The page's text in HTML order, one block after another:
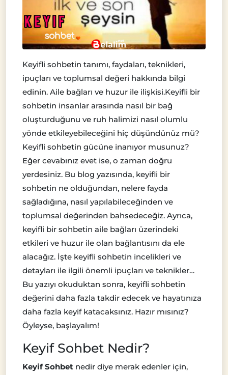
Keyifli sohbetin tanımı, faydaları, teknikleri,
ipuçları ve toplumsal değeri hakkında bilgi
edinin. Aile bağları ve huzur ile ilişkisi.Keyifli bir
sohbetin insanlar arasında nasıl bir bağ
oluşturduğunu ve ruh halimizi nasıl olumlu
yönde etkileyebileceğini hiç düşündünüz mü?
Keyifli sohbetin gücüne inanıyor musunuz?
Eğer cevabınız evet ise, o zaman doğru
yerdesiniz. Bu blog yazısında, keyifli bir
sohbetin ne olduğundan, nelere fayda
sağladığına, nasıl yapılabileceğinden ve
toplumsal değerinden bahsedeceğiz. Ayrıca,
keyifli bir sohbetin aile bağları üzerindeki
etkileri ve huzur ile olan bağlantısını da ele
alacağız. İşte keyifli sohbetin incelikleri ve
detayları ile ilgili önemli ipuçları ve teknikler…
Bu yazıyı okuduktan sonra, keyifli sohbetin
değerini daha fazla takdir edecek ve hayatınıza
daha fazla keyif katacaksınız. Hazır mısınız?
Öyleyse, başlayalım!
Keyif Sohbet Nedir?
Keyif Sohbet nedir diye merak edenler için,